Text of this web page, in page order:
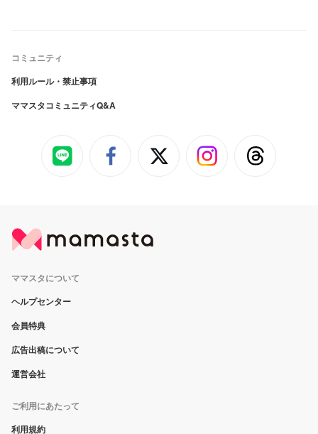
コミュニティ
利用ルール・禁止事項
ママスタコミュニティQ&A
ママスタについて
ヘルプセンター
会員特典
広告出稿について
運営会社
ご利用にあたって
利用規約